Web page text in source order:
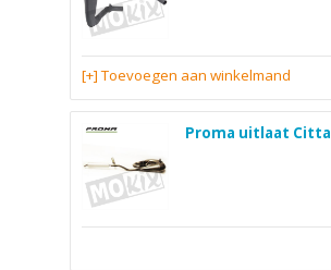
[+] Toevoegen aan winkelmand
Proma uitlaat Citta